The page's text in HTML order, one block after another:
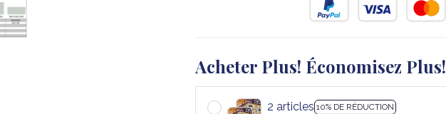
Acheter Plus! Économisez Plus!
2 articles 10% DE RÉDUCTION